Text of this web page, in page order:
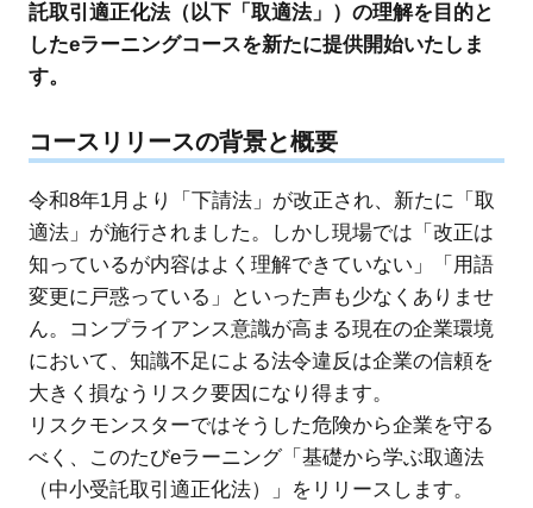
託取引適正化法（以下「取適法」）の理解を目的と
したeラーニングコースを新たに提供開始いたしま
す。
コースリリースの背景と概要
令和8年1月より「下請法」が改正され、新たに「取
適法」が施行されました。しかし現場では「改正は
知っているが内容はよく理解できていない」「用語
変更に戸惑っている」といった声も少なくありませ
ん。コンプライアンス意識が高まる現在の企業環境
において、知識不足による法令違反は企業の信頼を
大きく損なうリスク要因になり得ます。
リスクモンスターではそうした危険から企業を守る
べく、このたびeラーニング「基礎から学ぶ取適法
（中小受託取引適正化法）」をリリースします。